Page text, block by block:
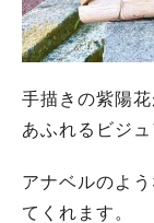
手描きの紫陽
あふれるビジュ
アナベルのよ
てくれます。